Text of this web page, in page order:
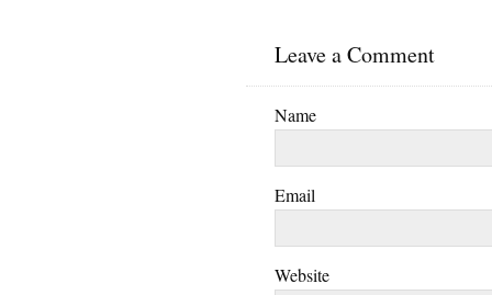
Leave a Comment
Name
Email
Website